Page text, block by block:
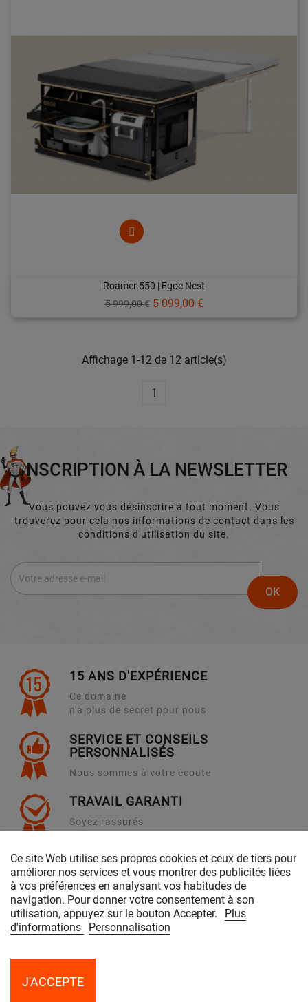
Roamer 550 | Egoe Nest
Prix
5 999,00 € Prix
5 099,00 €
Affichage 1-12 de 12 article(s)
1
INSCRIPTION À LA NEWSLETTER
Vous pouvez vous désinscrire à tout moment. Vous
trouverez pour cela nos informations de contact dans les
conditions d'utilisation du site.
15 ANS D'EXPÉRIENCE
Ce domaine
n'a plus de secret pour nous
SERVICE ET CONSEILS
PERSONNALISÉS
Nous sommes à votre écoute
TRAVAIL GARANTI
Soyez rassurés
PRODUITS & SERVICES
NOTRE SOCIÉTÉ
Ce site Web utilise ses propres cookies et ceux de tiers pour
améliorer nos services et vous montrer des publicités liées
à vos préférences en analysant vos habitudes de
navigation. Pour donner votre consentement à son
utilisation, appuyez sur le bouton Accepter.
Plus
d'informations
Personnalisation
J'ACCEPTE